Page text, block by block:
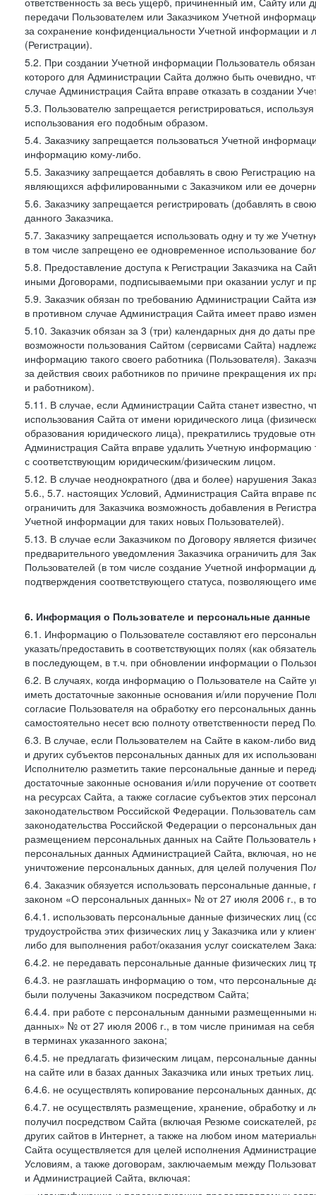
передачи Пользователем или Заказчиком Учетной
за сохранение конфиденциальности Учетной информации
(Регистрации).
5.2. При создании Учетной информации Пользователь
которого для Администрации Сайта должно быть очевидно,
случае Администрация Сайта вправе отказать в создании
5.3. Пользователю запрещается регистрироваться,
использования его подобным образом.
5.4. Заказчику запрещается пользоваться Учетной
информацию кому-либо.
5.5. Заказчику запрещается добавлять в свою Регистрацию
являющихся аффилированными с Заказчиком или ее
5.6. Заказчику запрещается регистрировать (добавлять в
данного Заказчика.
5.7. Заказчику запрещается использовать одну и ту же
в том числе запрещено ее одновременное использование
5.8. Предоставление доступа к Регистрации Заказчика на
иными Договорами, подписываемыми при оказании услуг и
5.9. Заказчик обязан по требованию Администрации Сайта
в противном случае Администрация Сайта имеет право
5.10. Заказчик обязан за 3 (три) календарных дня до даты
возможности пользования Сайтом (сервисами Сайта)
информацию такого своего работника (Пользователя).
за действия своих работников по причине прекращения их
и работником).
5.11. В случае, если Администрации Сайта станет
использования Сайта от имени юридического лица
образования юридического лица), прекратились трудовые
Администрация Сайта вправе удалить Учетную информацию
с соответствующим юридическим/физическим лицом.
5.12. В случае неоднократного (два и более) нарушения
5.6., 5.7. настоящих Условий, Администрация Сайта вправе
ограничить для Заказчика возможность добавления в
Учетной информации для таких новых Пользователей).
5.13. В случае если Заказчиком по Договору является
предварительного уведомления Заказчика ограничить для
Пользователей (в том числе создание Учетной информации
подтверждения соответствующего статуса, позволяющего
6. Информация о Пользователе и персональные данные
6.1. Информацию о Пользователе составляют его
указать/предоставить в соответствующих полях (как
в последующем, в т.ч. при обновлении информации о
6.2. В случаях, когда информацию о Пользователе на Сайте
иметь достаточные законные основания и/или поручение
согласие Пользователя на обработку его персональных
самостоятельно несет всю полноту ответственности перед
6.3. В случае, если Пользователем на Сайте в каком-либо
и других субъектов персональных данных для их
Исполнителю разметить такие персональные данные и
достаточные законные основания и/или поручение от
на ресурсах Сайта, а также согласие субъектов этих
законодательством Российской Федерации. Пользователь
законодательства Российской Федерации о персональных
размещением персональных данных на Сайте Пользователь
персональных данных Администрацией Сайта, включая, но
уничтожение персональных данных, для целей получения
6.4. Заказчик обязуется использовать персональные
законом «О персональных данных» № от 27 июля 2006 г., в
6.4.1. использовать персональные данные физических лиц
трудоустройства этих физических лиц у Заказчика или у
либо для выполнения работ/оказания услуг соискателем
6.4.2. не передавать персональные данные физических лиц
6.4.3. не разглашать информацию о том, что персональные
были получены Заказчиком посредством Сайта;
6.4.4. при работе с персональным данными размещенными
данных» № от 27 июля 2006 г., в том числе принимая на
в терминах указанного закона;
6.4.5. не предлагать физическим лицам, персональные
на сайте или в базах данных Заказчика или иных третьих лиц.
6.4.6. не осуществлять копирование персональных данных,
6.4.7. не осуществлять размещение, хранение, обработку и
получил посредством Сайта (включая Резюме
других сайтов в Интернет, а также на любом ином
Сайта осуществляется для целей исполнения
Условиям, а также договорам, заключаемым между
и Администрацией Сайта, включая: